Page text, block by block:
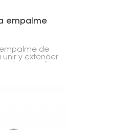
empalme
de
y extender